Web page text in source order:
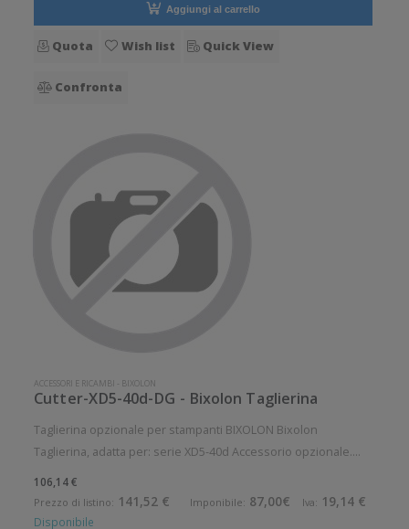
Aggiungi al carrello
Quota Wish list Quick View
Confronta
ACCESSORI E RICAMBI - BIXOLON
Cutter-XD5-40d-DG - Bixolon Taglierina
Taglierina opzionale per stampanti BIXOLON Bixolon
Taglierina, adatta per: serie XD5-40d Accessorio opzionale.
106,14 €
Prezzo di listino: 141,52 € Imponibile: 87,00€ Iva: 19,14 €
Disponibile